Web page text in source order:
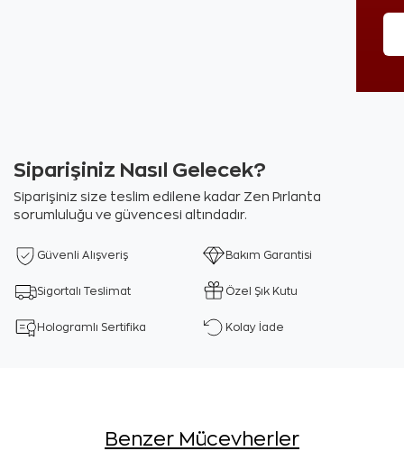
Siparişiniz Nasıl Gelecek?
Siparişiniz size teslim edilene kadar Zen Pırlanta
sorumluluğu ve güvencesi altındadır.
Güvenli Alışveriş Bakım Garantisi
Sigortalı Teslimat Özel Şık Kutu
Hologramlı Sertifika Kolay İade
Benzer Mücevherler